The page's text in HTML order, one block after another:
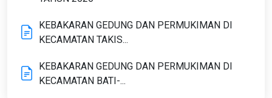
KEBAKARAN GEDUNG DAN PERMUKIMAN DI
KECAMATAN TAKIS...
KEBAKARAN GEDUNG DAN PERMUKIMAN DI
KECAMATAN BATI-...